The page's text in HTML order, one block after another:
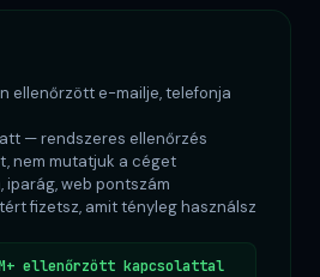
ellenőrzött e-mailje, telefonja
— rendszeres ellenőrzés
nem mutatjuk a céget
iparág, web pontszám
fizetsz, amit tényleg használsz
ellenőrzött kapcsolattal